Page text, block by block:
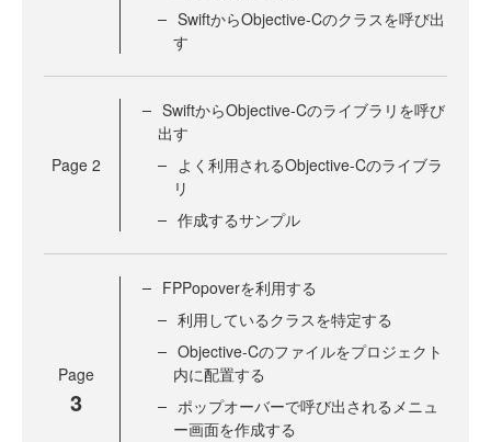
SwiftからObjective-Cのクラスを呼び出
す
Page 2
SwiftからObjective-Cのライブラリを呼び
出す
よく利用されるObjective-Cのライブラ
リ
作成するサンプル
Page
3
FPPopoverを利用する
利用しているクラスを特定する
Objective-Cのファイルをプロジェクト
内に配置する
ポップオーバーで呼び出されるメニュ
ー画面を作成する